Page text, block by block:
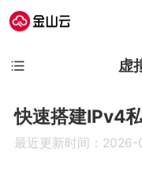
虚
快速搭建IPv4
最近更新时间：2026-